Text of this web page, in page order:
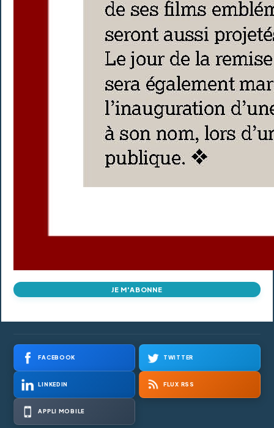
JE M'ABONNE
FACEBOOK TWITTER
LINKEDIN FLUX RSS
APPLI MOBILE